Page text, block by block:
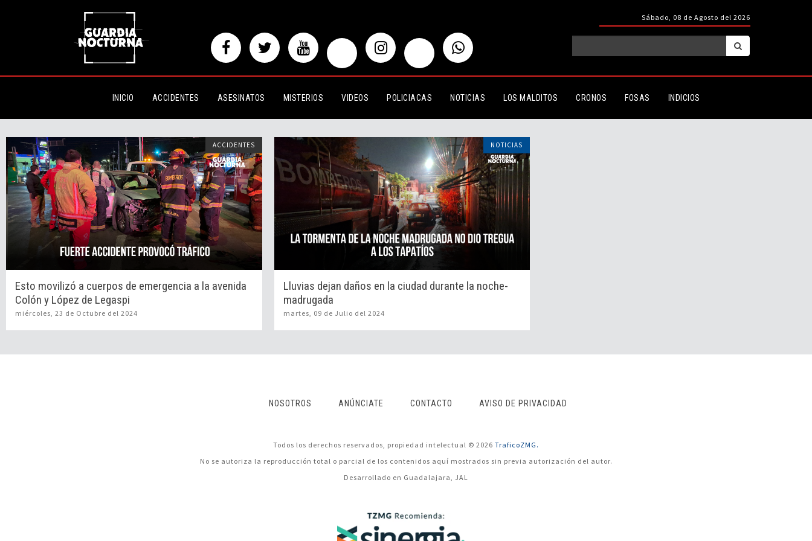
Sábado, 08 de Agosto del 2026
INICIO ACCIDENTES ASESINATOS MISTERIOS VIDEOS POLICIACAS NOTICIAS LOS MALDITOS CRONOS FOSAS INDICIOS
ACCIDENTES
Esto movilizó a cuerpos de emergencia a la avenida
Colón y López de Legaspi
miércoles, 23 de Octubre del 2024
NOTICIAS
Lluvias dejan daños en la ciudad durante la noche-
madrugada
martes, 09 de Julio del 2024
NOSOTROS ANÚNCIATE CONTACTO AVISO DE PRIVACIDAD
Todos los derechos reservados, propiedad intelectual © 2026 TraficoZMG.
No se autoriza la reproducción total o parcial de los contenidos aquí mostrados sin previa autorización del autor.
Desarrollado en Guadalajara, JAL